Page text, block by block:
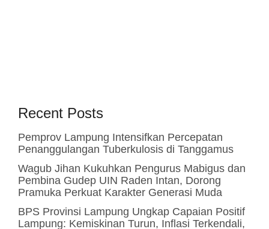
Recent Posts
Pemprov Lampung Intensifkan Percepatan
Penanggulangan Tuberkulosis di Tanggamus
Wagub Jihan Kukuhkan Pengurus Mabigus dan
Pembina Gudep UIN Raden Intan, Dorong
Pramuka Perkuat Karakter Generasi Muda
BPS Provinsi Lampung Ungkap Capaian Positif
Lampung: Kemiskinan Turun, Inflasi Terkendali,